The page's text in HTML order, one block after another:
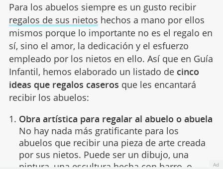
Para los abuelos siempre es un gusto recibir
regalos de sus nietos hechos a mano por ellos
mismos porque lo importante no es el regalo en
sí, sino el amor, la dedicación y el esfuerzo
empleado por los nietos en ello. Así que en Guía
Infantil, hemos elaborado un listado de cinco
ideas que regalos caseros que les encantará
recibir los abuelos:
Obra artística para regalar al abuelo o abuela
No hay nada más gratificante para los
abuelos que recibir una pieza de arte creada
por sus nietos. Puede ser un dibujo, una
pintura, una escultura hecha con barro, o
Ad